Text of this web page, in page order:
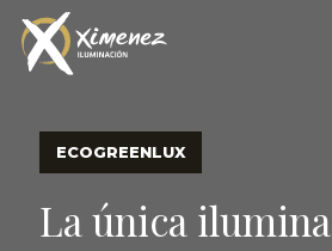
ECOGREENLUX
La única